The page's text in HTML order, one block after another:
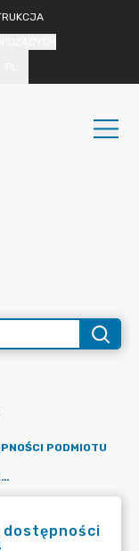
PODMIOTU
RAPORT O STANIE ZAPEWNIANIA DOSTĘPNOŚCI PODMIOTU PUBLICZNEGO - 2024